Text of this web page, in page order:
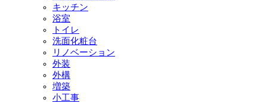
キッチン
浴室
トイレ
洗面化粧台
リノベーション
外装
外構
増築
小工事